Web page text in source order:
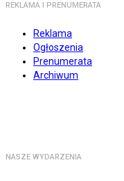
REKLAMA I PRENUMERATA
Reklama
Ogłoszenia
Prenumerata
Archiwum
NASZE WYDARZENIA